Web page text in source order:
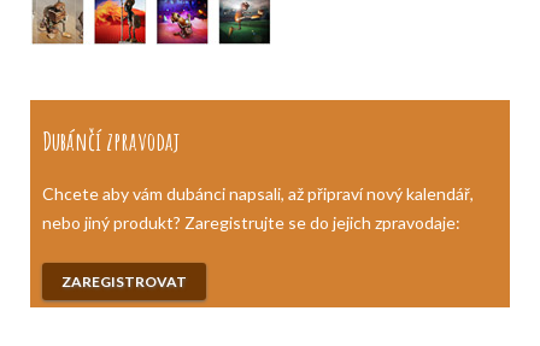
Dubánčí zpravodaj
Chcete aby vám dubánci napsali, až připraví nový kalendář,
nebo jiný produkt? Zaregistrujte se do jejich zpravodaje:
ZAREGISTROVAT